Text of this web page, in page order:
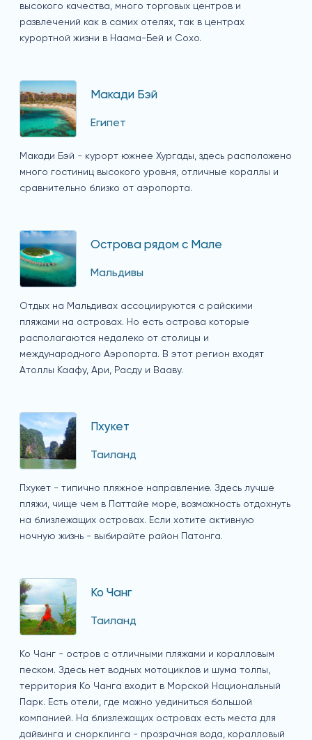
высокого качества, много торговых центров и
развлечений как в самих отелях, так в центрах
курортной жизни в Наама-Бей и Сохо.
Макади Бэй
Египет
Макади Бэй - курорт южнее Хургады, здесь расположено
много гостиниц высокого уровня, отличные кораллы и
сравнительно близко от аэропорта.
Острова рядом с Мале
Мальдивы
Отдых на Мальдивах ассоциируются с райскими
пляжами на островах. Но есть острова которые
располагаются недалеко от столицы и
международного Аэропорта. В этот регион входят
Атоллы Каафу, Ари, Расду и Вааву.
Пхукет
Таиланд
Пхукет - типично пляжное направление. Здесь лучше
пляжи, чище чем в Паттайе море, возможность отдохнуть
на близлежащих островах. Если хотите активную
ночную жизнь - выбирайте район Патонга.
Ко Чанг
Таиланд
Ко Чанг - остров с отличными пляжами и коралловым
песком. Здесь нет водных мотоциклов и шума толпы,
территория Ко Чанга входит в Морской Национальный
Парк. Есть отели, где можно уединиться большой
компанией. На близлежащих островах есть места для
дайвинга и снорклинга - прозрачная вода, коралловый